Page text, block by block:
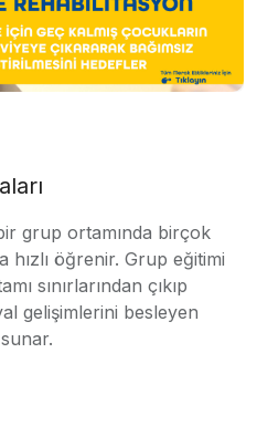
grup ortamında birçok
hızlı öğrenir. Grup eğitimi
sınırlarından çıkıp
gelişimlerini besleyen